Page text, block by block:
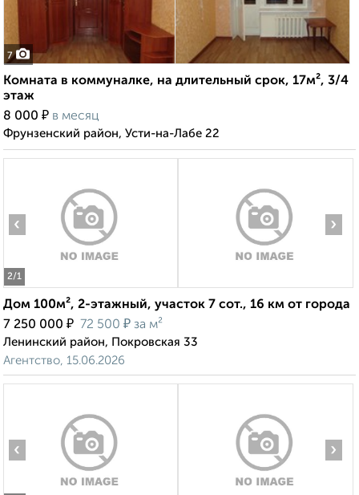
7
Комната в коммуналке, на длительный срок, 17м², 3/4
этаж
8 000 ₽ в месяц
Фрунзенский район, Усти-на-Лабе 22
2/1
‹ ›
Дом 100м², 2-этажный, участок 7 сот., 16 км от города
7 250 000 ₽ 72 500 ₽ за м²
Ленинский район, Покровская 33
Агентство, 15.06.2026
‹ ›